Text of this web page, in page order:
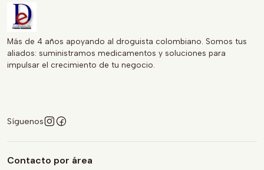
Más de 4 años apoyando al droguista colombiano. Somos tus
aliados: suministramos medicamentos y soluciones para
impulsar el crecimiento de tu negocio.
Síguenos
Contacto por área